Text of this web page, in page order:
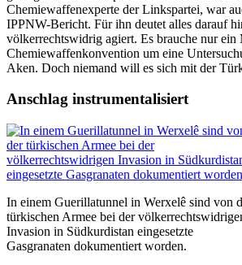
Chemiewaffenexperte der Linkspartei, war
IPPNW-Bericht. Für ihn deutet alles darauf
völkerrechtswidrig agiert. Es brauche nur ein
Chemiewaffenkonvention um eine
Aken. Doch niemand will es sich mit der
Anschlag instrumentalisiert
In einem Guerillatunnel in Werxelê sind von
türkischen Armee bei der
Invasion in Südkurdistan eingesetzte
Gasgranaten dokumentiert worden.